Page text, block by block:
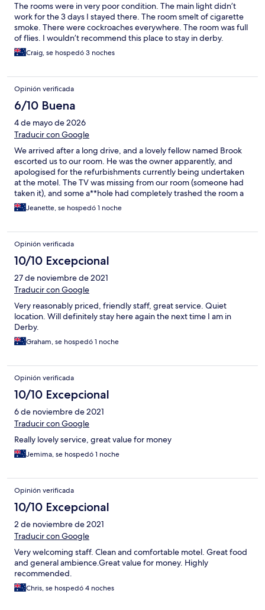
The rooms were in very poor condition. The main light didn’t
work for the 3 days I stayed there. The room smelt of cigarette
smoke. There were cockroaches everywhere. The room was full
of flies. I wouldn’t recommend this place to stay in derby.
Craig, se hospedó 3 noches
Opinión verificada
6/10 Buena
4 de mayo de 2026
Traducir con Google
We arrived after a long drive, and a lovely fellow named Brook
escorted us to our room. He was the owner apparently, and
apologised for the refurbishments currently being undertaken
at the motel. The TV was missing from our room (someone had
taken it), and some a**hole had completely trashed the room a
few along from ours which he was in the process of repairing. As
a very generous gesture, he invited us to partake in a free pizza,
very small with one side of the dbl bed against the wall. The
bathroom was clean and tidy. Tea and coffee making facilities
were provided.We were very worried about our car in the
carpark being vulnerable to any would-be criminals in the area,
as the locked gate was broken. We needn't have been, it was
perfectly safe. The area was questionable, but the hospitality
stay.
Jeanette, se hospedó 1 noche
Opinión verificada
10/10 Excepcional
27 de noviembre de 2021
Traducir con Google
Very reasonably priced, friendly staff, great service. Quiet
location. Will definitely stay here again the next time I am in
Derby.
Graham, se hospedó 1 noche
Opinión verificada
10/10 Excepcional
6 de noviembre de 2021
Traducir con Google
Really lovely service, great value for money
Jemima, se hospedó 1 noche
Opinión verificada
10/10 Excepcional
2 de noviembre de 2021
Traducir con Google
Very welcoming staff. Clean and comfortable motel. Great food
and general ambience.Great value for money. Highly
recommended.
Chris, se hospedó 4 noches